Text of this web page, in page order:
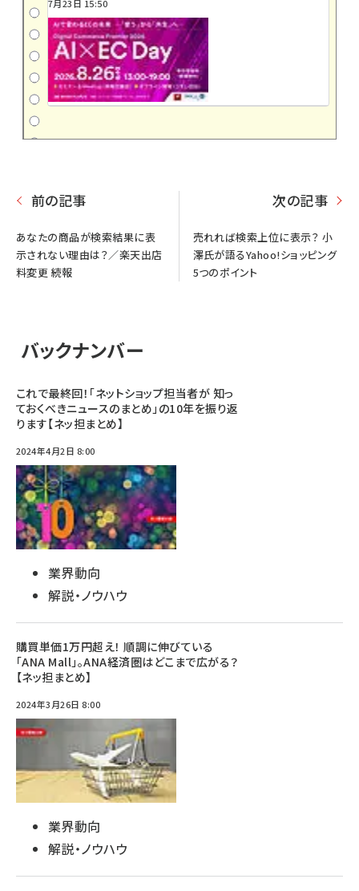
7月23日 15:50
前の記事
あなたの商品が検索結果に表
示されない理由は？／楽天出店
料変更 続報
次の記事
売れれば検索上位に表示？ 小
澤氏が語るYahoo!ショッピング
5つのポイント
バックナンバー
これで最終回！「ネットショップ担当者が 知っ
ておくべきニュースのまとめ」の10年を振り返
ります【ネッ担まとめ】
2024年4月2日 8:00
業界動向
解説・ノウハウ
購買単価1万円超え！ 順調に伸びている
「ANA Mall」。ANA経済圏はどこまで広がる？
【ネッ担まとめ】
2024年3月26日 8:00
業界動向
解説・ノウハウ